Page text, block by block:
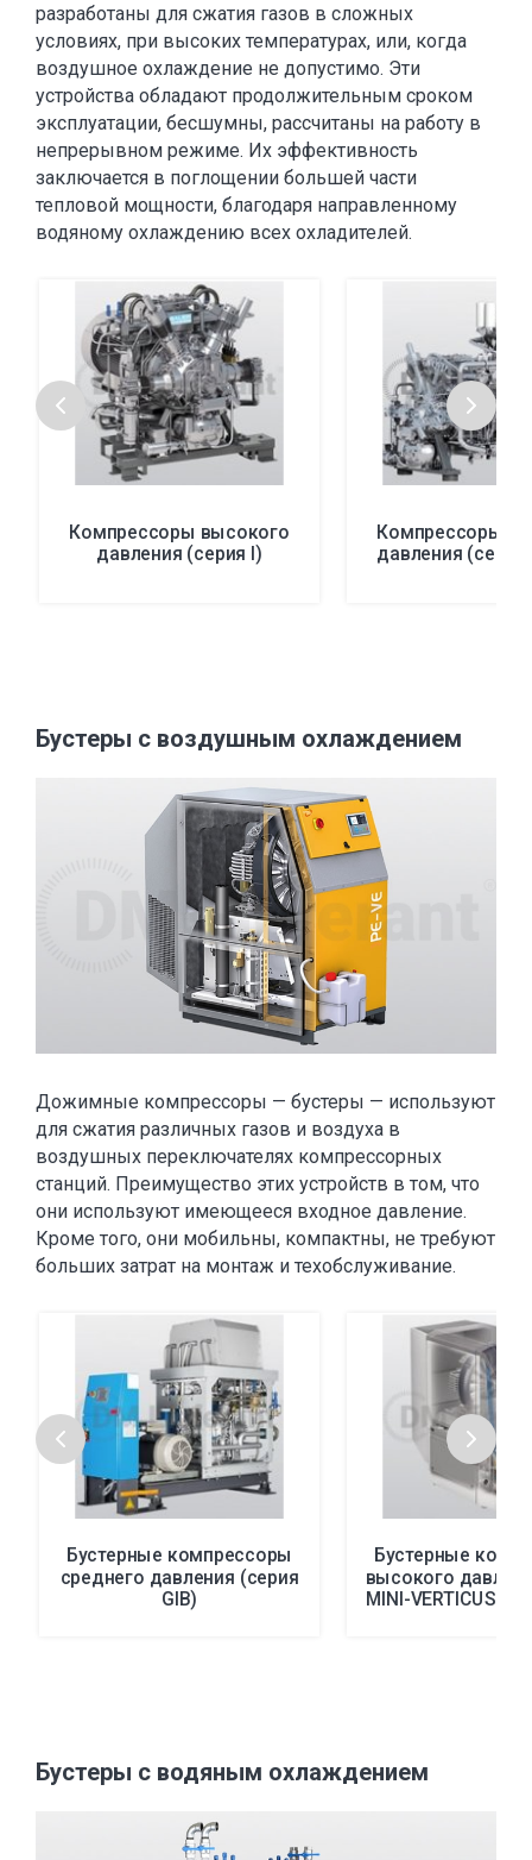
разработаны для сжатия газов в сложных
условиях, при высоких температурах, или, когда
воздушное охлаждение не допустимо. Эти
устройства обладают продолжительным сроком
эксплуатации, бесшумны, рассчитаны на работу в
непрерывном режиме. Их эффективность
заключается в поглощении большей части
тепловой мощности, благодаря направленному
водяному охлаждению всех охладителей.
Компрессоры высокого
давления (серия I)
Компрессоры
давления (серия
Бустеры с воздушным охлаждением
Дожимные компрессоры — бустеры — используют
для сжатия различных газов и воздуха в
воздушных переключателях компрессорных
станций. Преимущество этих устройств в том, что
они используют имеющееся входное давление.
Кроме того, они мобильны, компактны, не требуют
больших затрат на монтаж и техобслуживание.
Бустерные компрессоры
среднего давления (серия
GIB)
Бустерные
высокого
MINI-VERTICUS и
Бустеры с водяным охлаждением